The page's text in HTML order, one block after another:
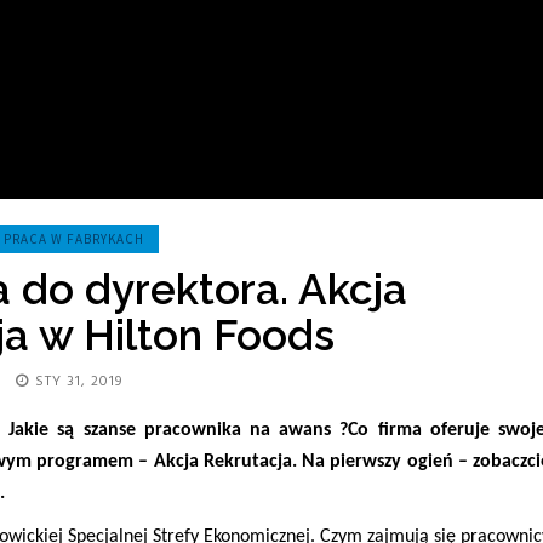
PRACA W FABRYKACH
do dyrektora. Akcja
w Hilton Foods
STY 31, 2019
są szanse pracownika na awans ?Co firma oferuje
programem – Akcja Rekrutacja. Na pierwszy ogień –
Specjalnej Strefy Ekonomicznej. Czym zajmują się